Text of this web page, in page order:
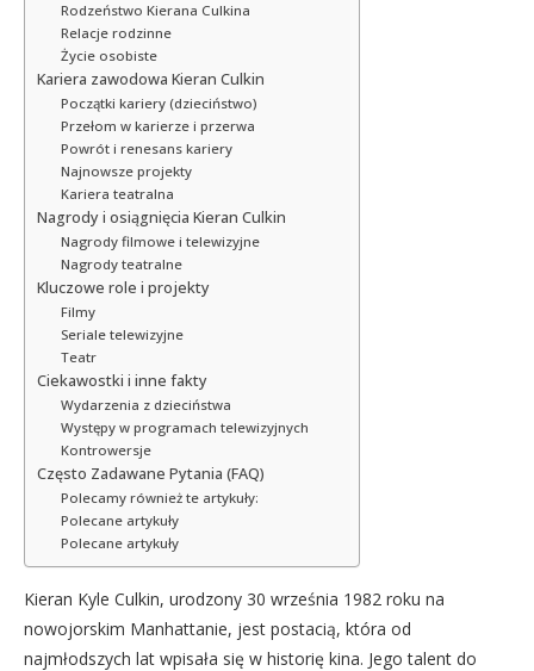
Rodzeństwo Kierana Culkina
Relacje rodzinne
Życie osobiste
Kariera zawodowa Kieran Culkin
Początki kariery (dzieciństwo)
Przełom w karierze i przerwa
Powrót i renesans kariery
Najnowsze projekty
Kariera teatralna
Nagrody i osiągnięcia Kieran Culkin
Nagrody filmowe i telewizyjne
Nagrody teatralne
Kluczowe role i projekty
Filmy
Seriale telewizyjne
Teatr
Ciekawostki i inne fakty
Wydarzenia z dzieciństwa
Występy w programach telewizyjnych
Kontrowersje
Często Zadawane Pytania (FAQ)
Polecamy również te artykuły:
Polecane artykuły
Polecane artykuły
Kieran Kyle Culkin, urodzony 30 września 1982 roku na
nowojorskim Manhattanie, jest postacią, która od
najmłodszych lat wpisała się w historię kina. Jego talent do